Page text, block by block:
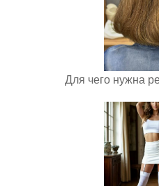
Для чего нужна